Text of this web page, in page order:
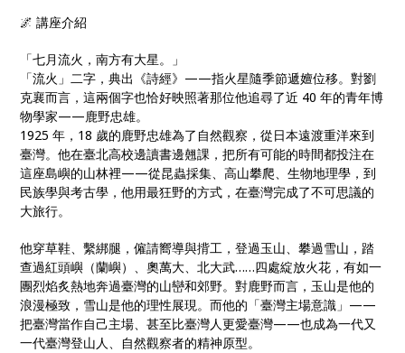
🌌 講座介紹
「七月流火，南方有大星。」
「流火」二字，典出《詩經》——指火星隨季節遞嬗位移。對劉
克襄而言，這兩個字也恰好映照著那位他追尋了近 40 年的青年博
物學家——鹿野忠雄。
1925 年，18 歲的鹿野忠雄為了自然觀察，從日本遠渡重洋來到
臺灣。他在臺北高校邊讀書邊翹課，把所有可能的時間都投注在
這座島嶼的山林裡——從昆蟲採集、高山攀爬、生物地理學，到
民族學與考古學，他用最狂野的方式，在臺灣完成了不可思議的
大旅行。
他穿草鞋、繫綁腿，僱請嚮導與揹工，登過玉山、攀過雪山，踏
查過紅頭嶼（蘭嶼）、奧萬大、北大武……四處綻放火花，有如一
團烈焰炙熱地奔過臺灣的山巒和郊野。對鹿野而言，玉山是他的
浪漫極致，雪山是他的理性展現。而他的「臺灣主場意識」——
把臺灣當作自己主場、甚至比臺灣人更愛臺灣——也成為一代又
一代臺灣登山人、自然觀察者的精神原型。